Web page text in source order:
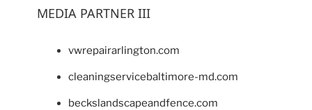
MEDIA PARTNER III
vwrepairarlington.com
cleaningservicebaltimore-md.com
beckslandscapeandfence.com